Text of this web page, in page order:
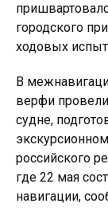
городского
ходовых
В
верфи
судне,
российского
где 22 мая
навигации,